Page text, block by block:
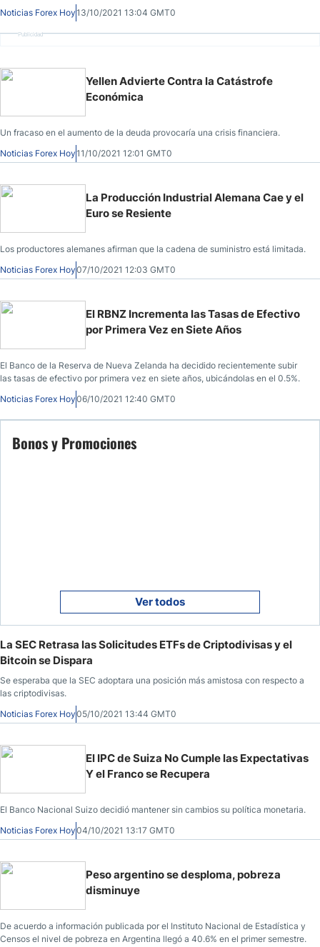
Noticias Forex Hoy13/10/2021 13:04 GMT0
Publicidad
Yellen Advierte Contra la Catástrofe
Económica
Un fracaso en el aumento de la deuda provocaría una crisis financiera.
Noticias Forex Hoy11/10/2021 12:01 GMT0
La Producción Industrial Alemana Cae y el
Euro se Resiente
Los productores alemanes afirman que la cadena de suministro está limitada.
Noticias Forex Hoy07/10/2021 12:03 GMT0
El RBNZ Incrementa las Tasas de Efectivo
por Primera Vez en Siete Años
El Banco de la Reserva de Nueva Zelanda ha decidido recientemente subir
las tasas de efectivo por primera vez en siete años, ubicándolas en el 0.5%.
Noticias Forex Hoy06/10/2021 12:40 GMT0
Bonos y Promociones
Ver todos
La SEC Retrasa las Solicitudes ETFs de Criptodivisas y el
Bitcoin se Dispara
Se esperaba que la SEC adoptara una posición más amistosa con respecto a
las criptodivisas.
Noticias Forex Hoy05/10/2021 13:44 GMT0
El IPC de Suiza No Cumple las Expectativas
Y el Franco se Recupera
El Banco Nacional Suizo decidió mantener sin cambios su política monetaria.
Noticias Forex Hoy04/10/2021 13:17 GMT0
Peso argentino se desploma, pobreza
disminuye
De acuerdo a información publicada por el Instituto Nacional de Estadística y
Censos el nivel de pobreza en Argentina llegó a 40.6% en el primer semestre.